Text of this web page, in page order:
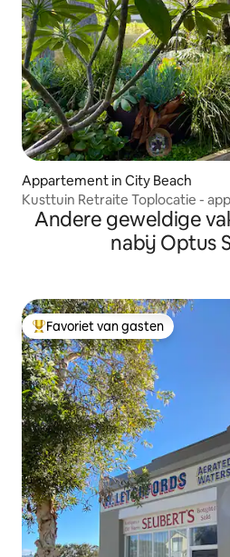
Appartement in City Beach
Kusttuin Retraite Toplocatie -
Andere geweldige
nabij Optus
Topfavoriet van gasten
Favoriet van gasten